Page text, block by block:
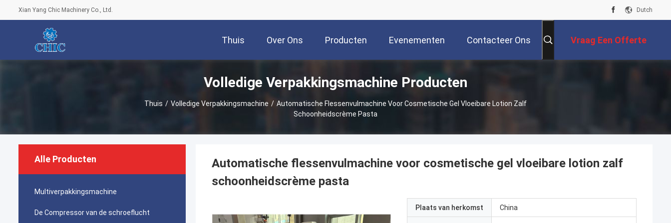
Xian Yang Chic Machinery Co., Ltd. Dutch
Thuis Over Ons Producten Evenementen Contacteer Ons Vraag Een Offerte
Volledige Verpakkingsmachine Producten
Thuis / Volledige Verpakkingsmachine / Automatische Flessenvulmachine Voor Cosmetische Gel Vloeibare Lotion Zalf
Schoonheidscrème Pasta
Alle Producten
Multiverpakkingsmachine
De Compressor van de schroeflucht
Automatische flessenvulmachine voor cosmetische gel vloeibare lotion zalf
schoonheidscrème pasta
Plaats van herkomst China